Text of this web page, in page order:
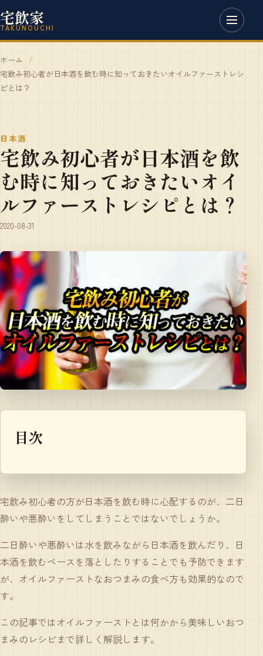
宅飲家
TAKUNOUCHI
ホーム
宅飲み初心者が日本酒を飲む時に知っておきたいオイルファーストレシ
ピとは？
日本酒
宅飲み初心者が日本酒を飲
む時に知っておきたいオイ
ルファーストレシピとは？
2020-08-31
目次
宅飲み初心者の方が日本酒を飲む時に心配するのが、二日
酔いや悪酔いをしてしまうことではないでしょうか。
二日酔いや悪酔いは水を飲みながら日本酒を飲んだり、日
本酒を飲むペースを落としたりすることでも予防できます
が、オイルファーストなおつまみの食べ方も効果的なので
す。
この記事ではオイルファーストとは何かから美味しいおつ
まみのレシピまで詳しく解説します。